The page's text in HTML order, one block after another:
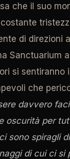
che il suo
di direzioni
Sanctuarium
si sentiranno
che
davvero
oscurità per
sono spiragli
di cui ci si